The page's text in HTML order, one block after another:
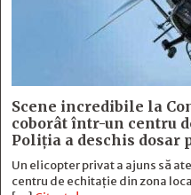
Scene incredibile la
coborât într-un centru
Poliția a deschis dosar
Un elicopter privat a ajuns să
centru de echitație din zona